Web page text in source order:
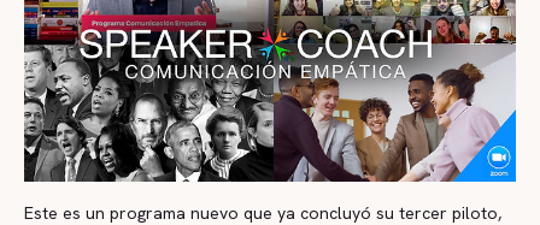
Este es un programa nuevo que ya concluyó su tercer piloto,